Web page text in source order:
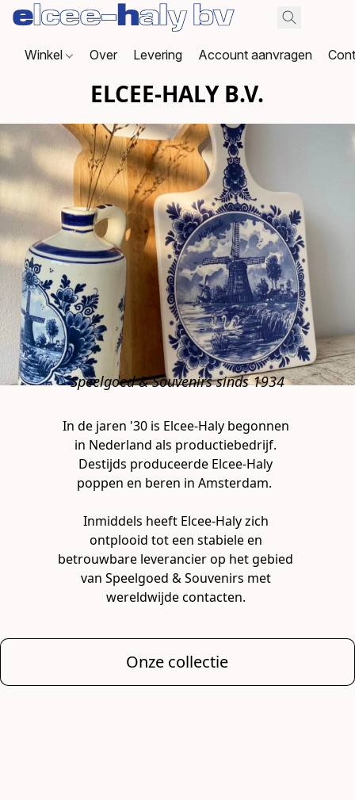
Winkel Over Levering Account aanvragen
ELCEE-HALY B.V.
Speelgoed & Souvenirs sinds 1934
In de jaren '30 is Elcee-Haly begonnen
in Nederland als productiebedrijf.
Destijds produceerde Elcee-Haly
poppen en beren in Amsterdam.
Inmiddels heeft Elcee-Haly zich
ontplooid tot een stabiele en
betrouwbare leverancier op het gebied
van Speelgoed & Souvenirs met
wereldwijde contacten.
Onze collectie